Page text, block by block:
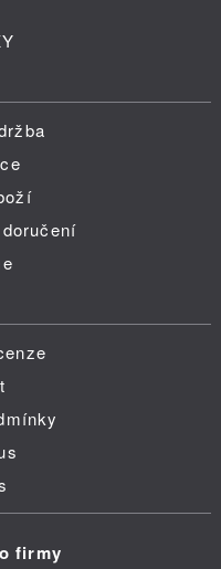
firmy